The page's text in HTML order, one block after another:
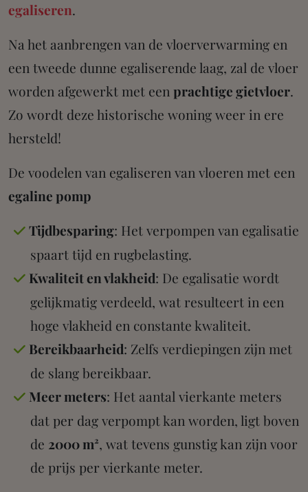
egaliseren.
Na het aanbrengen van de vloerverwarming en
een tweede dunne egaliserende laag, zal de vloer
worden afgewerkt met een prachtige gietvloer.
Zo wordt deze historische woning weer in ere
hersteld!
De voodelen van egaliseren van vloeren met een
egaline pomp
Tijdbesparing: Het verpompen van egalisatie
spaart tijd en rugbelasting.
Kwaliteit en vlakheid: De egalisatie wordt
gelijkmatig verdeeld, wat resulteert in een
hoge vlakheid en constante kwaliteit.
Bereikbaarheid: Zelfs verdiepingen zijn met
de slang bereikbaar.
Meer meters: Het aantal vierkante meters
dat per dag verpompt kan worden, ligt boven
de 2000 m², wat tevens gunstig kan zijn voor
de prijs per vierkante meter.